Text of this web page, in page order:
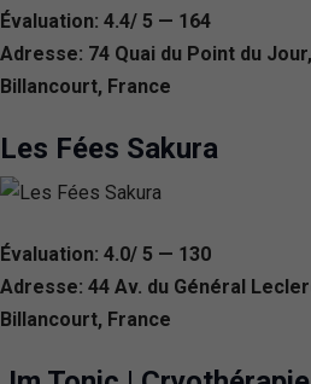
Évaluation: 4.4/ 5 — 164
Adresse: 74 Quai du Point du
Billancourt, France
Les Fées Sakura
Évaluation: 4.0/ 5 — 130
Adresse: 44 Av. du Général
Billancourt, France